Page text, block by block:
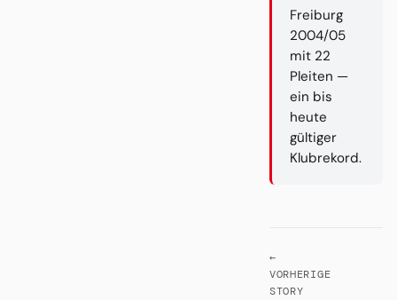
Freiburg
2004/05
mit 22
Pleiten —
ein bis
heute
gültiger
Klubrekord.
←
VORHERIGE
STORY